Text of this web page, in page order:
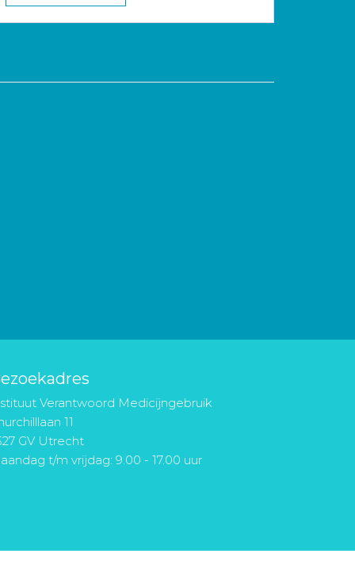
Verantwoord Medicijngebruik
11
GV Utrecht
t/m vrijdag: 9.00 - 17.00 uur